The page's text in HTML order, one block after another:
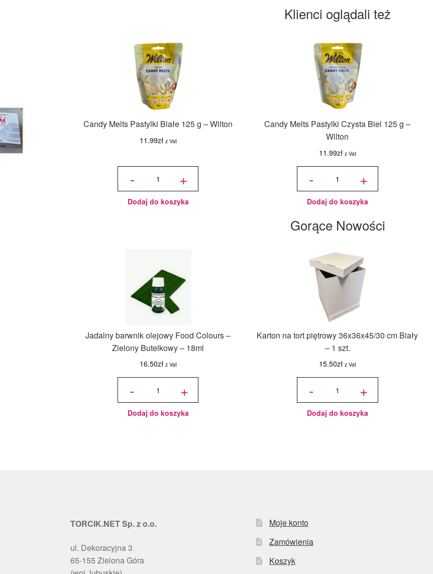
Klienci oglądali też
Candy Melts Pastylki Białe 125 g – Wilton
11.99zł z Vat
-
ilość
Pastylki
Białe
Wilton +
Dodaj do koszyka
Candy Melts Pastylki Czysta Biel 125 g –
Wilton
11.99zł z Vat
-
ilość
Pastylki
Czysta
125 g -
Wilton
+
Dodaj do koszyka
Gorące Nowości
Jadalny barwnik olejowy Food Colours –
Zielony Butelkowy – 18ml
16.50zł z Vat
-
ilość
olejowy
Food
Zielony
Butelkowy
+
Dodaj do koszyka
Karton na tort piętrowy 36x36x45/30 cm Biały
– 1 szt.
15.50zł z Vat
-
ilość Karton
36x36x45/30
cm Biały - 1 +
Dodaj do koszyka
TORCIK.NET Sp. z o.o.
ul. Dekoracyjna 3
65-155 Zielona Góra
Moje konto
Zamówienia
Koszyk